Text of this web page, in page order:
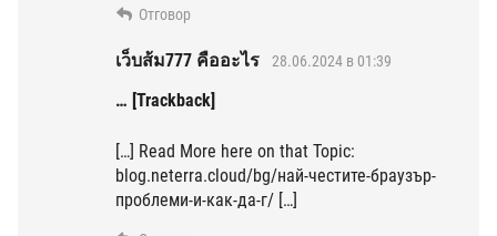
Отговор
เว็บส้ม777 คืออะไร 28.06.2024 в 01:39
… [Trackback]
[…] Read More here on that Topic:
blog.neterra.cloud/bg/най-честите-браузър-
проблеми-и-как-да-г/ […]